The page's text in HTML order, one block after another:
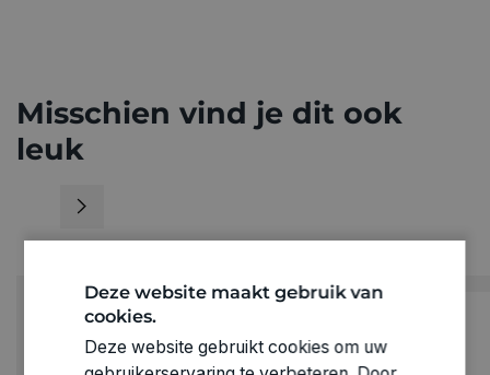
Misschien vind je dit ook
leuk
Deze website maakt gebruik van
cookies.
Deze website gebruikt cookies om uw